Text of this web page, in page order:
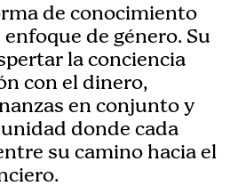
de conocimiento
de género. Su
la conciencia
con el dinero,
en conjunto y
donde cada
su camino hacia el